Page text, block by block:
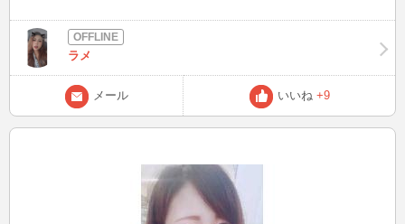
往復3時間はキツかったー。家に着いた時やり切った感半端なかった
（笑） 最近また昔みたいに音楽流し始めちゃってる😂もう大人しく
待機するって決めたのにできないおー😂PC買わなきゃ良かった
（笑）残り少ない時間だからみんな絡みに来てねん♥ 来月10月16日
誕生日なんだけど歳を取るのが恐ろしくてしょうがない😂 全然嬉し
くない（笑）泣きそう♥ 今日辛かったけどいい事もあったからハッ
ピー♥いい事のほうが上回ってるからすべて吹っ飛んだ（笑）単純な
ラメ
メール いいね +9